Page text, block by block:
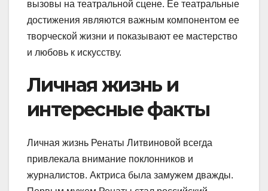
вызовы на театральной сцене. Ее театральные
достижения являются важным компонентом ее
творческой жизни и показывают ее мастерство
и любовь к искусству.
Личная жизнь и
интересные факты
Личная жизнь Ренаты Литвиновой всегда
привлекала внимание поклонников и
журналистов. Актриса была замужем дважды.